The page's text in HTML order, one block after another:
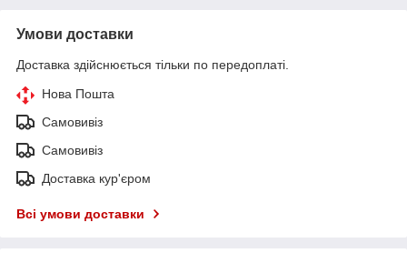
Умови доставки
Доставка здійснюється тільки по передоплаті.
Нова Пошта
Самовивіз
Самовивіз
Доставка кур'єром
Всі умови доставки